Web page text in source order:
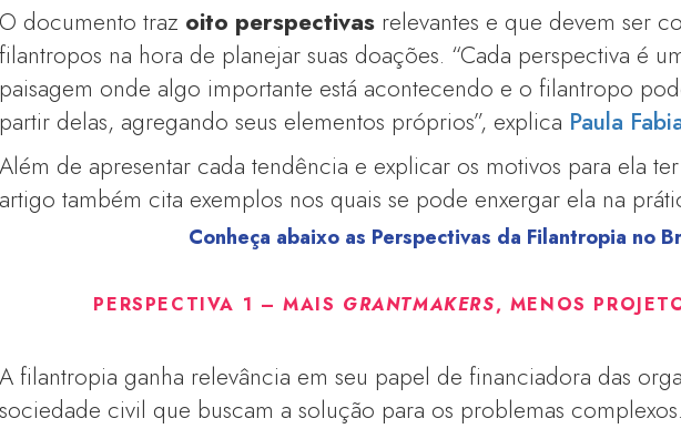
O documento traz oito perspectivas relevantes e que devem ser
filantropos na hora de planejar suas doações. “Cada perspectiva é
paisagem onde algo importante está acontecendo e o filantropo
partir delas, agregando seus elementos próprios”, explica Paula
Além de apresentar cada tendência e explicar os motivos para ela
artigo também cita exemplos nos quais se pode enxergar ela na
Conheça abaixo as Perspectivas da Filantropia no
PERSPECTIVA 1 – MAIS GRANTMAKERS, MENOS
A filantropia ganha relevância em seu papel de financiadora das
sociedade civil que buscam a solução para os problemas complexos.